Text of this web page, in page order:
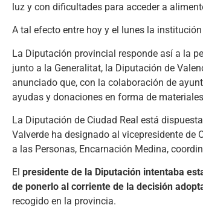
luz y con dificultades para acceder a
A tal efecto entre hoy y el lunes la
La Diputación provincial responde así a la
junto a la Generalitat, la Diputación de
anunciado que, con la colaboración de
ayudas y donaciones en forma de
La Diputación de Ciudad Real está
Valverde ha designado al vicepresidente de
a las Personas, Encarnación Medina,
El presidente de la Diputación intentaba
de ponerlo al corriente de la decisión
recogido en la provincia.